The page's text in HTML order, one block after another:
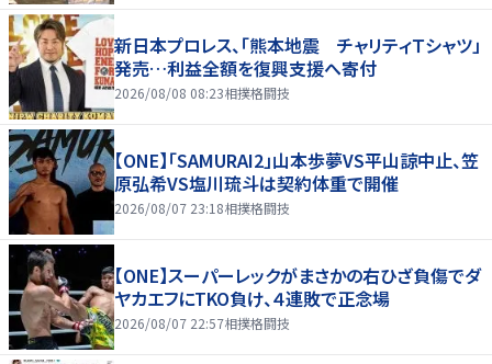
新日本プロレス、「熊本地震 チャリティＴシャツ」
発売…利益全額を復興支援へ寄付
2026/08/08 08:23相撲格闘技
【ONE】「SAMURAI2」山本歩夢VS平山諒中止、笠
原弘希VS塩川琉斗は契約体重で開催
2026/08/07 23:18相撲格闘技
【ONE】スーパーレックがまさかの右ひざ負傷でダ
ヤカエフにTKO負け、４連敗で正念場
2026/08/07 22:57相撲格闘技